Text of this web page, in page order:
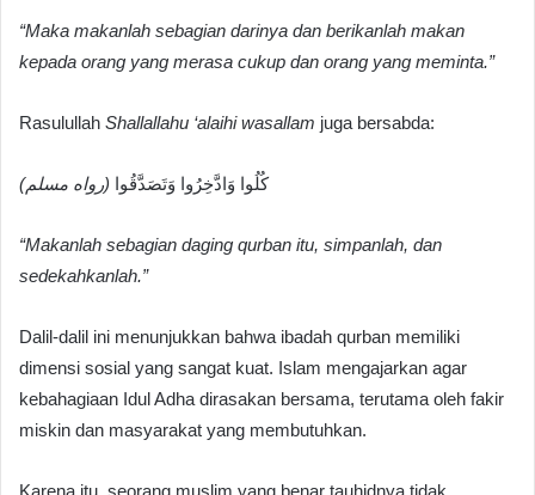
“Maka makanlah sebagian darinya dan berikanlah makan
kepada orang yang merasa cukup dan orang yang meminta.”
Rasulullah Shallallahu ‘alaihi wasallam juga bersabda:
كُلُوا وَادَّخِرُوا وَتَصَدَّقُوا (رواه مسلم)
“Makanlah sebagian daging qurban itu, simpanlah, dan
sedekahkanlah.”
Dalil-dalil ini menunjukkan bahwa ibadah qurban memiliki
dimensi sosial yang sangat kuat. Islam mengajarkan agar
kebahagiaan Idul Adha dirasakan bersama, terutama oleh fakir
miskin dan masyarakat yang membutuhkan.
Karena itu, seorang muslim yang benar tauhidnya tidak